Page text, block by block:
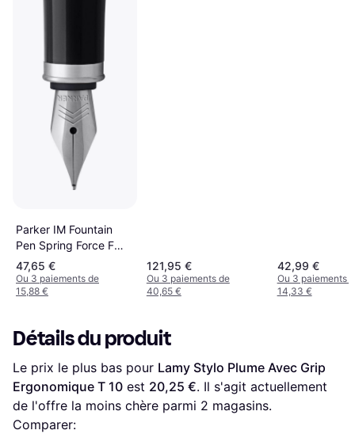
Parker IM Fountain
Pen Spring Force F
Black
47,65 €
Ou 3 paiements de
15,88 €
121,95 €
Ou 3 paiements de
40,65 €
42,99 €
Ou 3 paiements
14,33 €
Détails du produit
Le prix le plus bas pour Lamy Stylo Plume Avec Grip
Ergonomique T 10 est 20,25 €. Il s'agit actuellement
de l'offre la moins chère parmi 2 magasins.
Comparer: